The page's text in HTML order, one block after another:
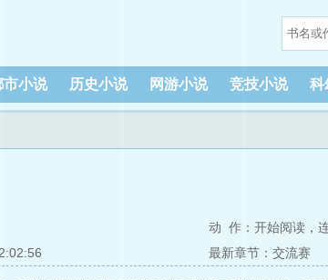
市小说 历史小说 网游小说 竞技小说 科
动 作： 开始阅读，
最新章节：交流赛